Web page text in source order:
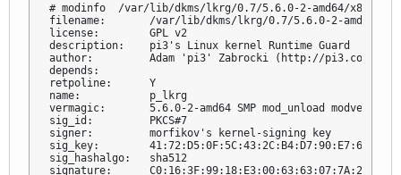
# modinfo  /var/lib/dkms/lkrg/0.7/5.6.0-2-amd64/x86_64/
filename:       /var/lib/dkms/lkrg/0.7/5.6.0-2-amd64/
license:        GPL v2
description:    pi3's Linux kernel Runtime Guard
author:         Adam 'pi3' Zabrocki (http://pi3.com.pl)
depends:
retpoline:      Y
name:           p_lkrg
vermagic:       5.6.0-2-amd64 SMP mod_unload modversions
sig_id:         PKCS#7
signer:         morfikov's kernel-signing key
sig_key:
sig_hashalgo:   sha512
signature: